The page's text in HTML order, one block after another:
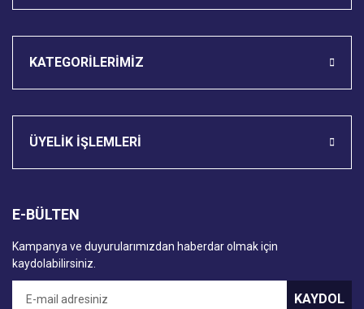
KATEGORİLERİMİZ
ÜYELİK İŞLEMLERİ
E-BÜLTEN
Kampanya ve duyurularımızdan haberdar olmak için
kaydolabilirsiniz.
KAYDOL